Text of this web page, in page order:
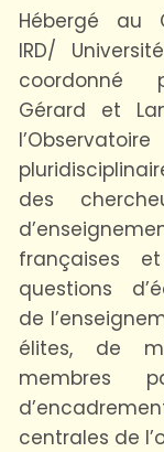
Hébergé au
IRD/
coordonné
Gérard et
des
françaises
questions
de
élites, de
membres
centrales de